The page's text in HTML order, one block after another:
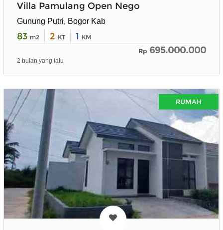
Villa Pamulang Open Nego
Gunung Putri, Bogor Kab
83 m2 2 KT 1 KM
Rp 695.000.000
2 bulan yang lalu
RUMAH